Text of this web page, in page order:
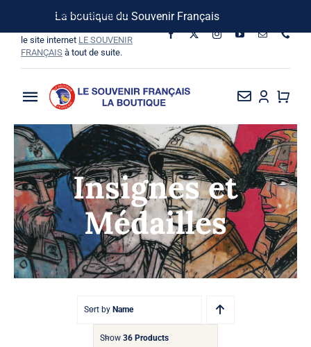
La boutique du Souvenir Français
contenu
Suivez-nous sur les réseaux
le site internet LE SOUVENIR
FRANÇAIS à tout de suite.
Toggle
Navigation
La Boutique
Vins SF-Bardins
Boîte à idées
Bon de commande
Insignes et
Médailles
Sort by Name
Show 36 Products